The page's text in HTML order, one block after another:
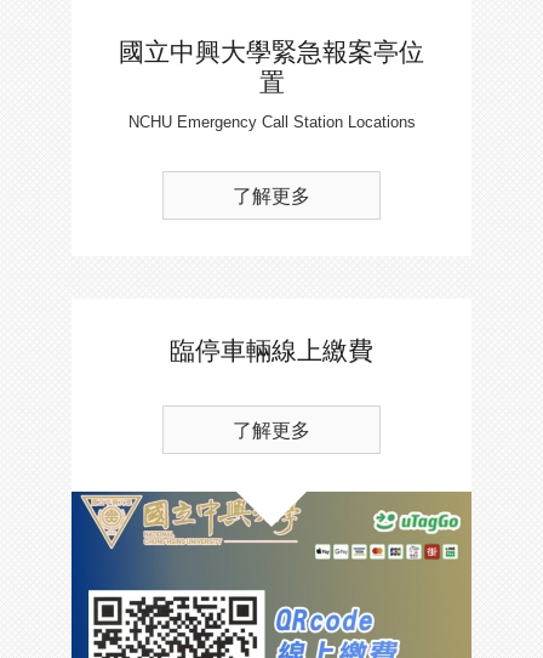
國立中興大學緊急報案亭位
置
NCHU Emergency Call Station Locations
了解更多
臨停車輛線上繳費
了解更多